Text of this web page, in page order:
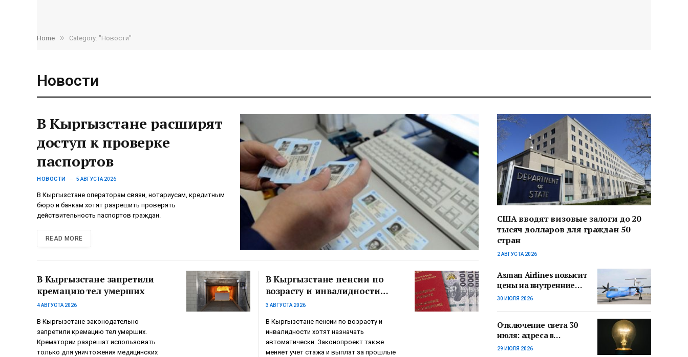
Home » Category: "Новости"
Новости
В Кыргызстане расширят
доступ к проверке
паспортов
НОВОСТИ 5 АВГУСТА 2026
В Кыргызстане операторам связи, нотариусам, кредитным
бюро и банкам хотят разрешить проверять
действительность паспортов граждан.
READ MORE
В Кыргызстане запретили
кремацию тел умерших
4 АВГУСТА 2026
В Кыргызстане законодательно
запретили кремацию тел умерших.
Крематории разрешат использовать
только для уничтожения медицинских
В Кыргызстане пенсии по
возрасту и инвалидности
хотят назначать без
3 АВГУСТА 2026
В Кыргызстане пенсии по возрасту и
инвалидности хотят назначать
автоматически. Законопроект также
меняет учет стажа и выплат за прошлые
США вводят визовые залоги до 20
тысяч долларов для граждан 50
стран
2 АВГУСТА 2026
Asman Airlines повысит
цены на внутренние
рейсы с 1 августа
30 ИЮЛЯ 2026
Отключение света 30
июля: адреса в
Бишкеке и регионах
29 ИЮЛЯ 2026